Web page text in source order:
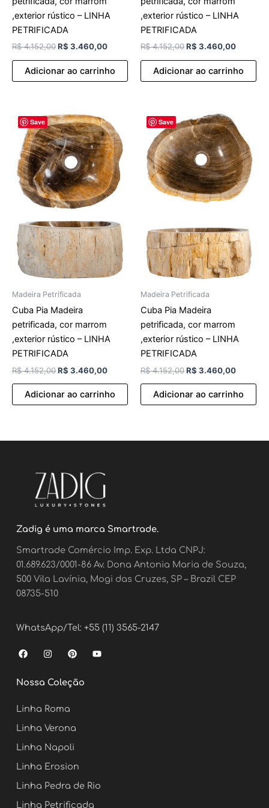
,exterior rústico – LINHA
PETRIFICADA
R$4.152,00R$ 3.460,00
Adicionar ao carrinho
,exterior rústico – LINHA
PETRIFICADA
R$4.152,00R$ 3.460,00
Adicionar ao carrinho
Save
Madeira Petrificada
Cuba Pia Madeira
petrificada, cor marrom
,exterior rústico – LINHA
PETRIFICADA
R$4.152,00
O
preço
original
era:
R$ 4.152,00.
R$ 3.460,00
preço
atual
é:
R$ 3.460,00.
Adicionar ao carrinho
Save
Madeira Petrificada
Cuba Pia Madeira
petrificada, cor marrom
,exterior rústico – LINHA
PETRIFICADA
R$4.152,00
preço
original
era:
R$ 4.152,00.
R$ 3.460,00
atual
é:
R$
Adicionar ao carrinho
Zadig é uma marca Smartrade.
Smartrade Comércio Imp. Exp. Ltda CNPJ:
01.689.623/0001-86 Av. Dona Antonia Maria de Souza,
500 Vila Lavínia, Mogi das Cruzes, SP – Brazil CEP
08735-510
WhatsApp/Tel: +55 (11) 3565-2147
F
a
e
b
o
k
I
n
t
a
r
a
m
P
i
t
e
Y
o
Nossa Coleção
Linha Roma
Linha Verona
Linha Napoli
Linha Erosion
Linha Pedra de Rio
Linha Petrificada